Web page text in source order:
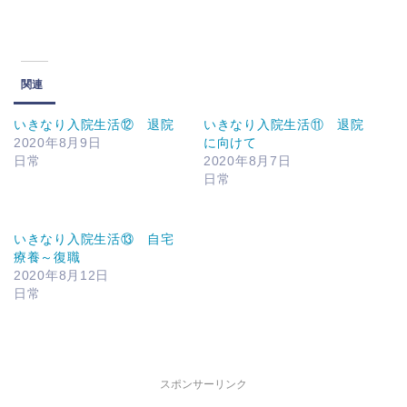
関連
いきなり入院生活⑫ 退院
2020年8月9日
日常
いきなり入院生活⑪ 退院
に向けて
2020年8月7日
日常
いきなり入院生活⑬ 自宅
療養～復職
2020年8月12日
日常
スポンサーリンク